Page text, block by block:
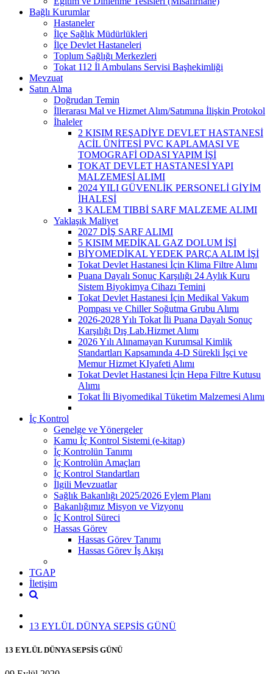
Bağlı Kurumlar
Hastaneler
İlçe Sağlık Müdürlükleri
İlçe Devlet Hastaneleri
Toplum Sağlığı Merkezleri
Tokat 112 İl Ambulans Servisi Başhekimliği
Mevzuat
Satın Alma
Doğrudan Temin
İllerarası Mal ve Hizmet Alım/Satımına İlişkin Protokol
İhaleler
2 KISIM REŞADİYE DEVLET HASTANESİ
ACİL ÜNİTESİ PVC KAPLAMASI VE
TOMOGRAFİ ODASI YAPIM İŞİ
TOKAT DEVLET HASTANESİ YAPI
MALZEMESİ ALIMI
2024 YILI GÜVENLİK PERSONELİ GİYİM
İHALESİ
3 KALEM TIBBİ SARF MALZEME ALIMI
Yaklaşık Maliyet
2027 DİŞ SARF ALIMI
5 KISIM MEDİKAL GAZ DOLUM İŞİ
BİYOMEDİKAL YEDEK PARÇA ALIM İŞİ
Tokat Devlet Hastanesi İçin Klima Filtre Alımı
Puana Dayalı Sonuç Karşılığı 24 Aylık Kuru
Sistem Biyokimya Cihazı Temini
Tokat Devlet Hastanesi İçin Medikal Vakum
Pompası ve Chiller Soğutma Grubu Alımı
2026-2028 Yılı Tokat İli Puana Dayalı Sonuç
Karşılığı Dış Lab.Hizmet Alımı
2026 Yılı Alınamayan Kurumsal Kimlik
Standartları Kapsamında 4-D Sürekli İşçi ve
Memur Hizmet KIyafeti Alımı
Tokat Devlet Hastanesi İçin Hepa Filtre Kutusu
Alımı
Tokat İli Biyomedikal Tüketim Malzemesi Alımı
İç Kontrol
Genelge ve Yönergeler
Kamu İç Kontrol Sistemi (e-kitap)
İç Kontrolün Tanımı
İç Kontrolün Amaçları
İç Kontrol Standartları
İlgili Mevzuatlar
Sağlık Bakanlığı 2025/2026 Eylem Planı
Bakanlığımız Misyon ve Vizyonu
İç Kontrol Süreci
Hassas Görev
Hassas Görev Tanımı
Hassas Görev İş Akışı
TGAP
İletişim
13 EYLÜL DÜNYA SEPSİS GÜNÜ
13 EYLÜL DÜNYA SEPSİS GÜNÜ